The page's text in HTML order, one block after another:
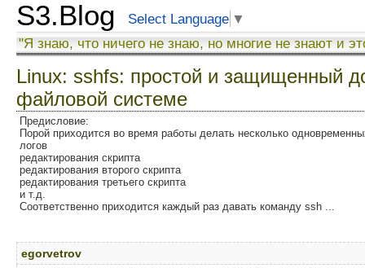
S3.Blog Select Language ▼
"Я знаю, что ничего не знаю, но многие не знают и
Linux: sshfs: простой и защищенный
файловой системе
Предисловие:
Порой приходится во время работы делать несколько
логов
редактирования скрипта
редактирования второго скрипта
редактирования третьего скрипта
и т.д.
Соответственно приходится каждый раз давать команду ssh ...
egorvetrov